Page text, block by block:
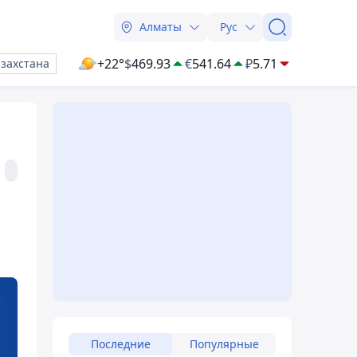
Алматы Рус
+22°$469.93 €541.64 ₽5.71
Последние Популярные